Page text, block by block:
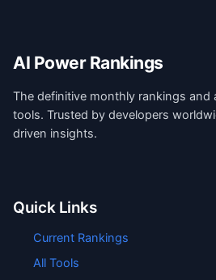
AI Power Rankings
The definitive monthly rankings and
tools. Trusted by developers
driven insights.
Quick Links
Current Rankings
All Tools